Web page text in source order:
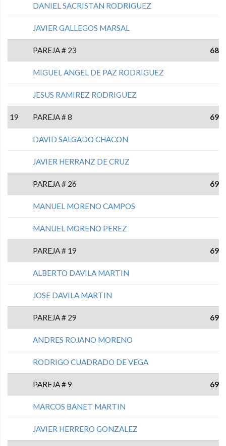
DANIEL SACRISTAN RODRIGUEZ
JAVIER GALLEGOS MARSAL
PAREJA # 23 68
MIGUEL ANGEL DE PAZ RODRIGUEZ
JESUS RAMIREZ RODRIGUEZ
19 PAREJA # 8 69
DAVID SALGADO CHACON
JAVIER HERRANZ DE CRUZ
PAREJA # 26 69
MANUEL MORENO CAMPOS
MANUEL MORENO PEREZ
PAREJA # 19 69
ALBERTO DAVILA MARTIN
JOSE DAVILA MARTIN
PAREJA # 29 69
ANDRES ROJANO MORENO
RODRIGO CUADRADO DE VEGA
PAREJA # 9 69
MARCOS BANET MARTIN
JAVIER HERRERO GONZALEZ